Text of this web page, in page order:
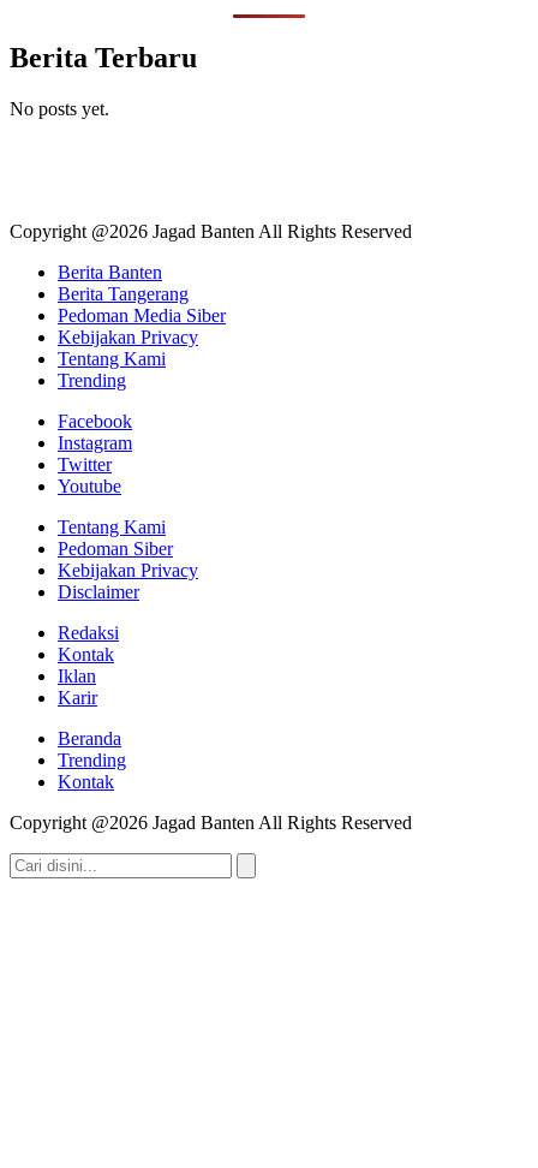
Berita Terbaru
No posts yet.
Copyright @2026 Jagad Banten All Rights Reserved
Berita Banten
Berita Tangerang
Pedoman Media Siber
Kebijakan Privacy
Tentang Kami
Trending
Facebook
Instagram
Twitter
Youtube
Tentang Kami
Pedoman Siber
Kebijakan Privacy
Disclaimer
Redaksi
Kontak
Iklan
Karir
Beranda
Trending
Kontak
Copyright @2026 Jagad Banten All Rights Reserved